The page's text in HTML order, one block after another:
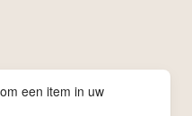
een item in uw